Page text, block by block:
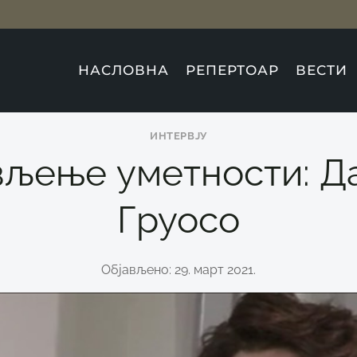
НАСЛОВНА РЕПЕРТОАР ВЕСТИ
ИНТЕРВЈУ
уметности:
Груосо
Објављено: 29. март 2021.